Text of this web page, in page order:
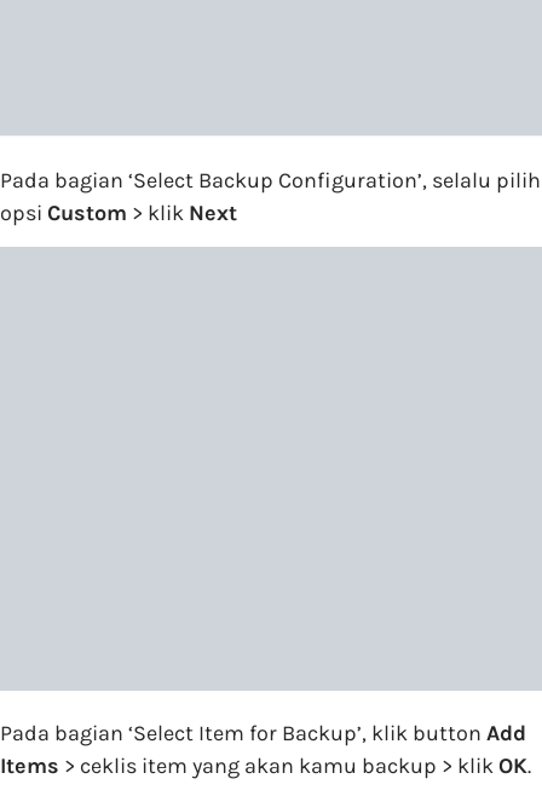
Pada bagian ‘Select Backup Configuration’, selalu pilih
opsi Custom > klik Next
Pada bagian ‘Select Item for Backup’, klik button Add
Items > ceklis item yang akan kamu backup > klikOK.